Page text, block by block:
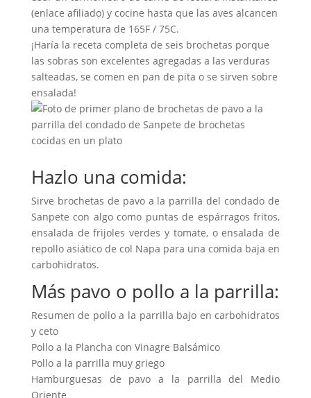
(enlace afiliado) y cocine hasta que las aves alcancen
una temperatura de 165F / 75C.
¡Haría la receta completa de seis brochetas porque
las sobras son excelentes agregadas a las verduras
salteadas, se comen en pan de pita o se sirven sobre
ensalada!
Hazlo una comida:
Sirve brochetas de pavo a la parrilla del condado de
Sanpete con algo como puntas de espárragos fritos,
ensalada de frijoles verdes y tomate, o ensalada de
repollo asiático de col Napa para una comida baja en
carbohidratos.
Más pavo o pollo a la parrilla:
Resumen de pollo a la parrilla bajo en carbohidratos
y ceto
Pollo a la Plancha con Vinagre Balsámico
Pollo a la parrilla muy griego
Hamburguesas de pavo a la parrilla del Medio
Oriente